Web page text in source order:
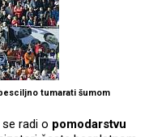
tumarati šumom
radi o pomodarstvu